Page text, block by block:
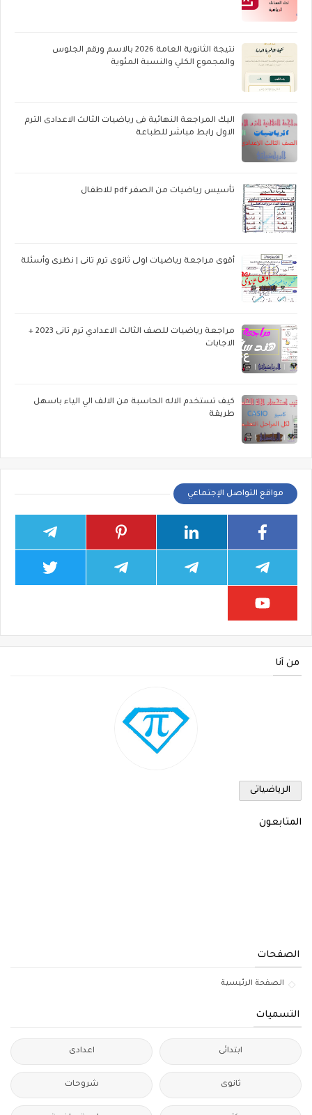
نتيجة الثانوية العامة 2026 بالاسم ورقم الجلوس
والمجموع الكلي والنسبة المئوية
اليك المراجعة النهائية فى رياضيات الثالث الاعدادى الترم
الاول رابط مباشر للطباعة
تأسيس رياضيات من الصفر pdf للاطفال
أقوى مراجعة رياضيات اولى ثانوى ترم تانى | نظرى وأسئلة
مراجعة رياضيات للصف الثالث الاعدادي ترم تانى 2023 +
الاجابات
كيف تستخدم الاله الحاسبة من الالف الي الياء باسهل
طريقة
مواقع التواصل الإجتماعي
من أنا
الرياضياتى
المتابعون
الصفحات
الصفحة الرئيسية
التسميات
ابتدائى اعدادى
ثانوى شروحات